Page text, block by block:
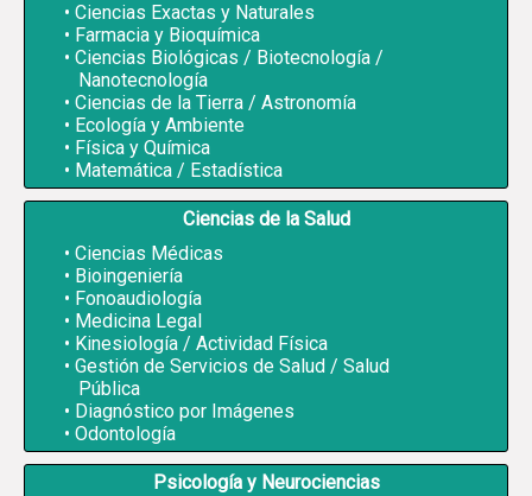
Ciencias Exactas y Naturales
Farmacia y Bioquímica
Ciencias Biológicas / Biotecnología /
Nanotecnología
Ciencias de la Tierra / Astronomía
Ecología y Ambiente
Física y Química
Matemática / Estadística
Ciencias de la Salud
Ciencias Médicas
Bioingeniería
Fonoaudiología
Medicina Legal
Kinesiología / Actividad Física
Gestión de Servicios de Salud / Salud
Pública
Diagnóstico por Imágenes
Odontología
Psicología y Neurociencias